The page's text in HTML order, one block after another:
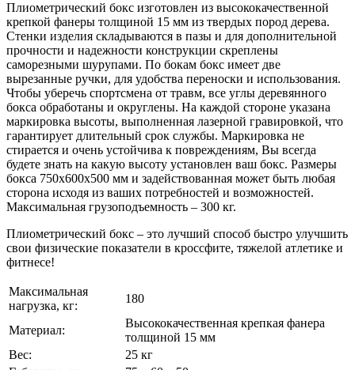
Плиометрический бокс изготовлен из высококачественной
крепкой фанеры толщиной 15 мм из твердых пород дерева.
Стенки изделия складываются в пазы и для дополнительной
прочности и надежности конструкции скреплены
саморезными шурупами. По бокам бокс имеет две
вырезанные ручки, для удобства переноски и использования.
Чтобы уберечь спортсмена от травм, все углы деревянного
бокса обработаны и округлены. На каждой стороне указана
маркировка высоты, выполненная лазерной гравировкой, что
гарантирует длительный срок службы. Маркировка не
стирается и очень устойчива к повреждениям, Вы всегда
будете знать на какую высоту установлен ваш бокс. Размеры
бокса 750х600х500 мм и задействованная может быть любая
сторона исходя из ваших потребностей и возможностей.
Максимальная грузоподъемность – 300 кг.
Плиометрический бокс – это лучший способ быстро улучшить
свои физические показатели в кроссфите, тяжелой атлетике и
фитнесе!
Максимальная
нагрузка, кг:
180
Материал:
Высококачественная крепкая фанера
толщиной 15 мм
Вес:
25 кг